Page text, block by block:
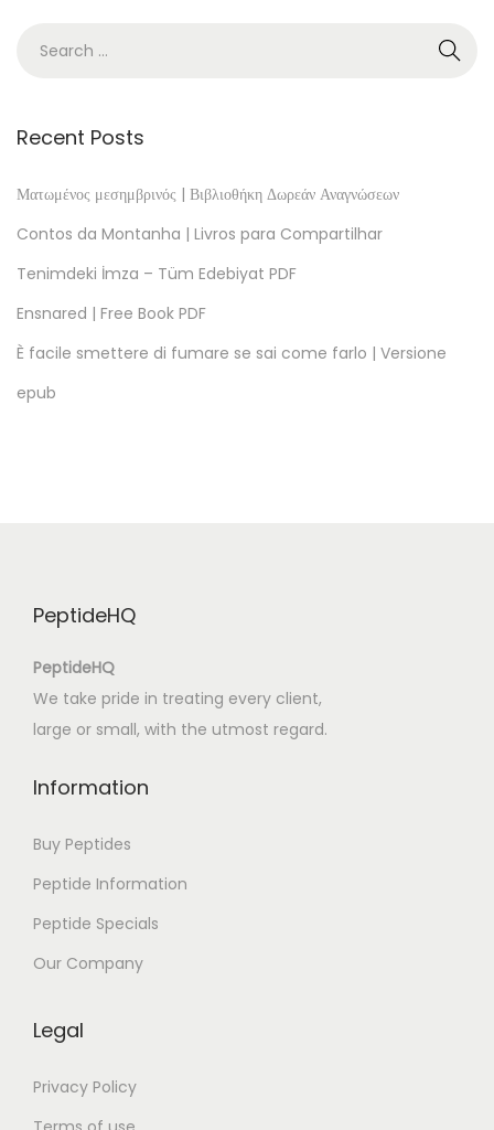
|
I
P
D
F
Recent Posts
Ματωμένος μεσημβρινός | Βιβλιοθήκη Δωρεάν Αναγνώσεων
Contos da Montanha | Livros para Compartilhar
Tenimdeki İmza – Tüm Edebiyat PDF
Ensnared | Free Book PDF
È facile smettere di fumare se sai come farlo | Versione
epub
PeptideHQ
PeptideHQ
We take pride in treating every client,
large or small, with the utmost regard.
Information
Buy Peptides
Peptide Information
Peptide Specials
Our Company
Legal
Privacy Policy